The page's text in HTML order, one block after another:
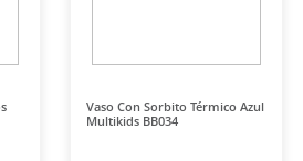
Vaso Con Sorbito Térmico Azul
Multikids BB034